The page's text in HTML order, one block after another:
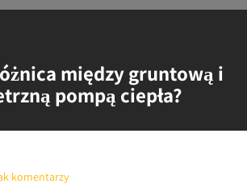
między gruntową i
pompą ciepła?
komentarzy